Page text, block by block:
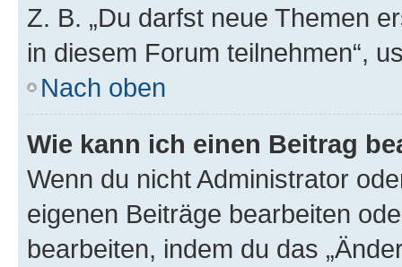
Z. B. „Du darfst neue Themen
in diesem Forum teilnehmen“,
Nach oben
Wie kann ich einen Beitrag
Wenn du nicht Administrator
eigenen Beiträge bearbeiten
bearbeiten, indem du das